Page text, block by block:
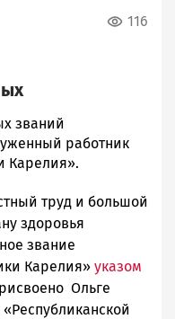
116
званий
работник
Карелия».
труд и большой
здоровья
звание
Карелия» указом
Ольге